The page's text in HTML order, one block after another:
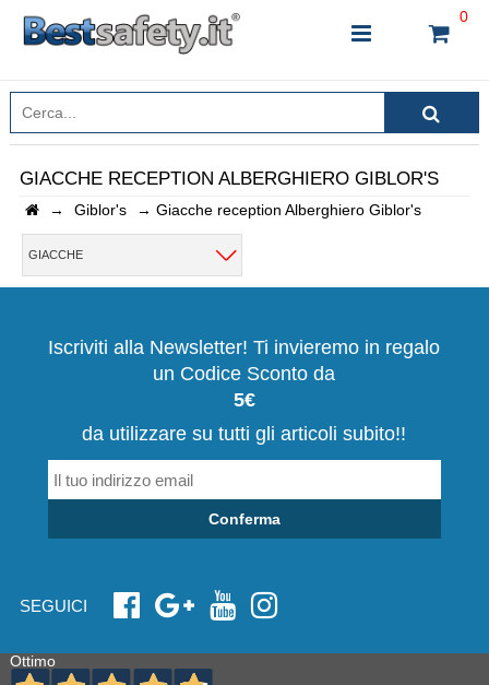
0
INSERISCI IL NOME DEL PRODOTTO CHE STAI
CERCANDO
CHIUDI RICERCA
GIACCHE RECEPTION ALBERGHIERO GIBLOR'S
→ Giblor's → Giacche reception Alberghiero Giblor's
GIACCHE
Iscriviti alla Newsletter! Ti invieremo in regalo
un Codice Sconto da
5€
da utilizzare su tutti gli articoli subito!!
Conferma
SEGUICI
Ottimo